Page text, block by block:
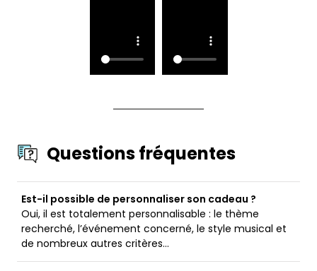
Questions fréquentes
Est-il possible de personnaliser son cadeau ?
Oui, il est totalement personnalisable : le thème
recherché, l’événement concerné, le style musical et
de nombreux autres critères...